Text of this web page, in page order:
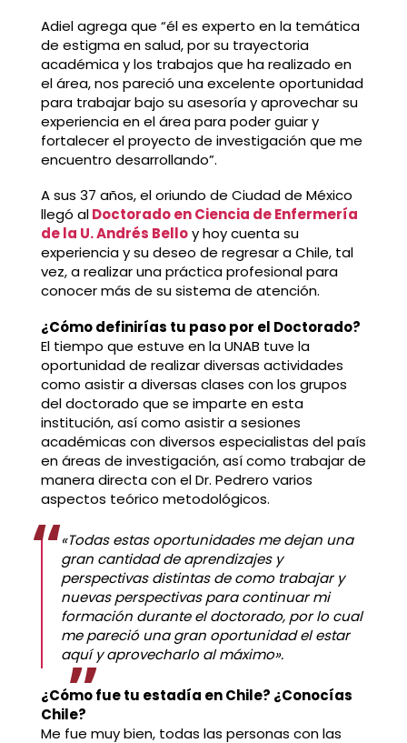
Adiel agrega que “él es experto en la temática
de estigma en salud, por su trayectoria
académica y los trabajos que ha realizado en
el área, nos pareció una excelente oportunidad
para trabajar bajo su asesoría y aprovechar su
experiencia en el área para poder guiar y
fortalecer el proyecto de investigación que me
encuentro desarrollando”.
A sus 37 años, el oriundo de Ciudad de México
llegó alDoctorado en Ciencia de Enfermería
de la U. Andrés Belloy hoy cuenta su
experiencia y su deseo de regresar a Chile, tal
vez, a realizar una práctica profesional para
conocer más de su sistema de atención.
¿Cómo definirías tu paso por el Doctorado?
El tiempo que estuve en la UNAB tuve la
oportunidad de realizar diversas actividades
como asistir a diversas clases con los grupos
del doctorado que se imparte en esta
institución, así como asistir a sesiones
académicas con diversos especialistas del país
en áreas de investigación, así como trabajar de
manera directa con el Dr. Pedrero varios
aspectos teórico metodológicos.
«Todas estas oportunidades me dejan una
gran cantidad de aprendizajes y
perspectivas distintas de como trabajar y
nuevas perspectivas para continuar mi
formación durante el doctorado, por lo cual
me pareció una gran oportunidad el estar
aquí y aprovecharlo al máximo».
¿Cómo fue tu estadía en Chile? ¿Conocías
Chile?
Me fue muy bien, todas las personas con las